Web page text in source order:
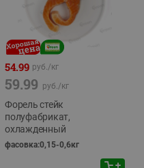
54.99 руб./кг
59.99 руб./кг
Форель стейк
полуфабрикат,
охлажденный
фасовка:0,15-0,6кг